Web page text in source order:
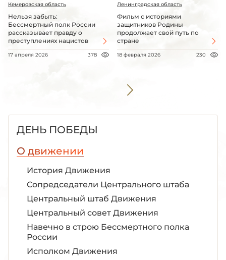
Кемеровская область
Нельзя забыть:
Бессмертный полк России
рассказывает правду о
преступлениях нацистов
17 апреля 2026 378
Ленинградская область
Фильм с историями
защитников Родины
продолжает свой путь по
стране
18 февраля 2026 230
ДЕНЬ ПОБЕДЫ
О движении
История Движения
Сопредседатели Центрального штаба
Центральный штаб Движения
Центральный совет Движения
Навечно в строю Бессмертного полка
России
Исполком Движения